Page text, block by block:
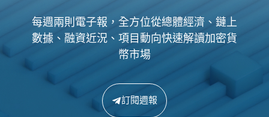
每週兩則電子報，全方位從總體經濟、鏈上
數據、融資近況、項目動向快速解讀加密貨
幣市場
訂閱週報